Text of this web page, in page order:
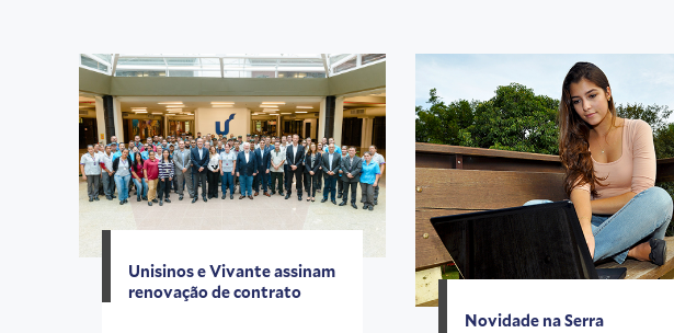
Unisinos e Vivante assinam
renovação de contrato
Novidade na Serra